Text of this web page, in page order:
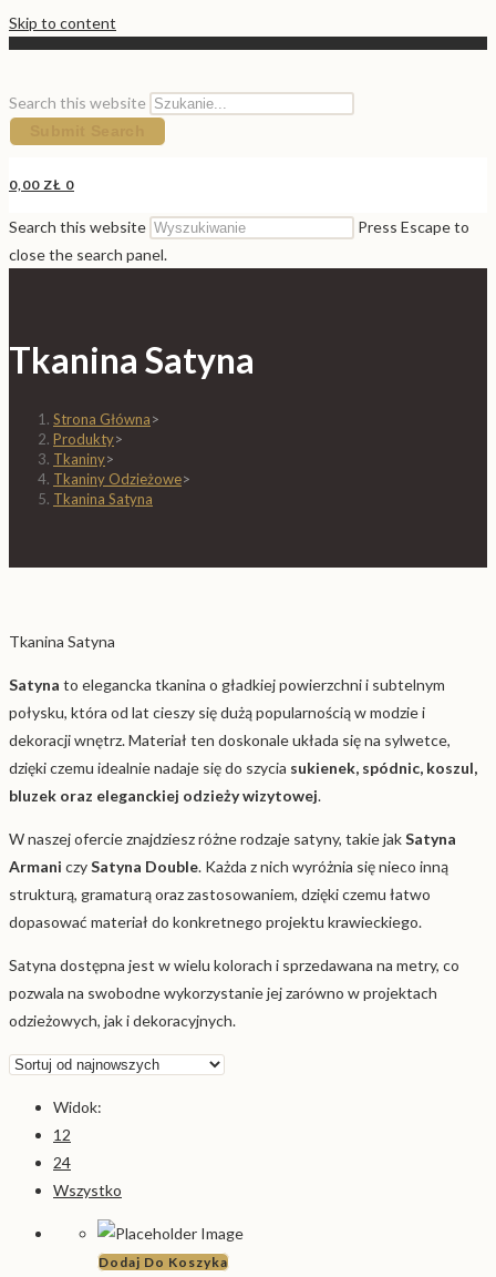
Skip to content
Search this website
0,00 ZŁ 0
Search this website
Press Escape to
close the search panel.
Tkanina Satyna
Strona Główna>
Produkty>
Tkaniny>
Tkaniny Odzieżowe>
Tkanina Satyna
Tkanina Satyna
Satyna to elegancka tkanina o gładkiej powierzchni i subtelnym
połysku, która od lat cieszy się dużą popularnością w modzie i
dekoracji wnętrz. Materiał ten doskonale układa się na sylwetce,
dzięki czemu idealnie nadaje się do szycia sukienek, spódnic, koszul,
bluzek oraz eleganckiej odzieży wizytowej.
W naszej ofercie znajdziesz różne rodzaje satyny, takie jakSatyna
Armani czySatyna Double. Każda z nich wyróżnia się nieco inną
strukturą, gramaturą oraz zastosowaniem, dzięki czemu łatwo
dopasować materiał do konkretnego projektu krawieckiego.
Satyna dostępna jest w wielu kolorach i sprzedawana na metry, co
pozwala na swobodne wykorzystanie jej zarówno w projektach
odzieżowych, jak i dekoracyjnych.
Widok:
12
24
Wszystko
Dodaj Do Koszyka